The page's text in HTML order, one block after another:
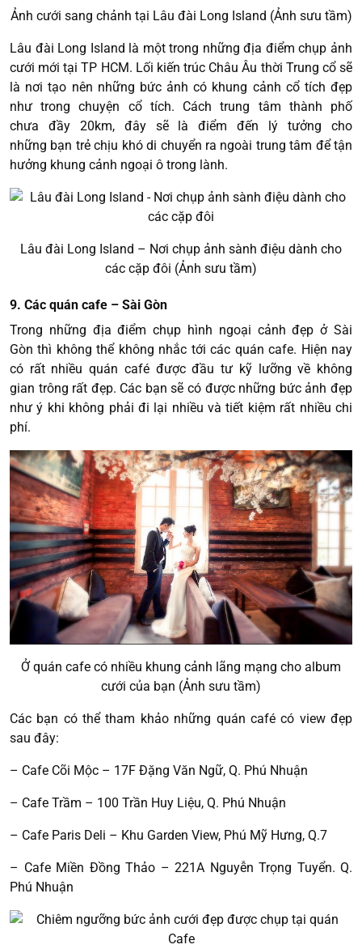
Ảnh cưới sang chảnh tại Lâu đài Long Island (Ảnh sưu tầm)
Lâu đài Long Island là một trong những địa điểm chụp ảnh
cưới mới tại TP HCM. Lối kiến trúc Châu Âu thời Trung cổ sẽ
là nơi tạo nên những bức ảnh có khung cảnh cổ tích đẹp
như trong chuyện cổ tích. Cách trung tâm thành phố
chưa đầy 20km, đây sẽ là điểm đến lý tưởng cho
những bạn trẻ chịu khó di chuyển ra ngoài trung tâm để tận
hưởng khung cảnh ngoại ô trong lành.
Lâu đài Long Island – Nơi chụp ảnh sành điệu dành cho
các cặp đôi (Ảnh sưu tầm)
9. Các quán cafe – Sài Gòn
Trong những địa điểm chụp hình ngoại cảnh đẹp ở Sài
Gòn thì không thể không nhắc tới các quán cafe. Hiện nay
có rất nhiều quán café được đầu tư kỹ lưỡng về không
gian trông rất đẹp. Các bạn sẽ có được những bức ảnh đẹp
như ý khi không phải đi lại nhiều và tiết kiệm rất nhiều chi
phí.
Ở quán cafe có nhiều khung cảnh lãng mạng cho album
cưới của bạn (Ảnh sưu tầm)
Các bạn có thể tham khảo những quán café có view đẹp
sau đây:
– Cafe Cõi Mộc – 17F Đặng Văn Ngữ, Q. Phú Nhuận
– Cafe Trầm – 100 Trần Huy Liệu, Q. Phú Nhuận
– Cafe Paris Deli – Khu Garden View, Phú Mỹ Hưng, Q.7
– Cafe Miền Đồng Thảo – 221A Nguyễn Trọng Tuyển. Q.
Phú Nhuận